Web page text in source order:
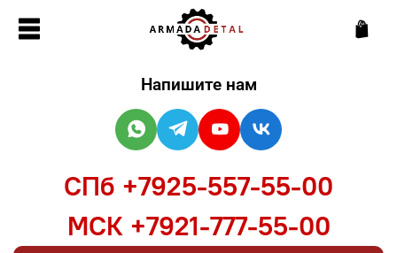
Напишите нам
СПб +7925-557-55-00
МСК +7921-777-55-00